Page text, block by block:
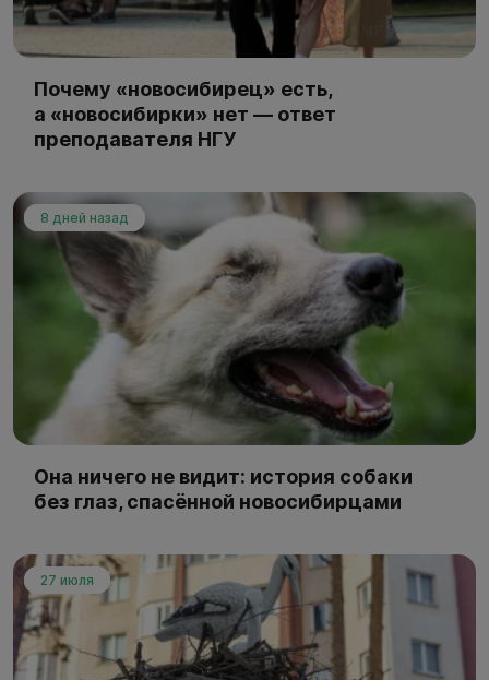
Почему «новосибирец» есть,
а «новосибирки» нет — ответ
преподавателя НГУ
8 дней назад
Она ничего не видит: история собаки
без глаз, спасённой новосибирцами
27 июля